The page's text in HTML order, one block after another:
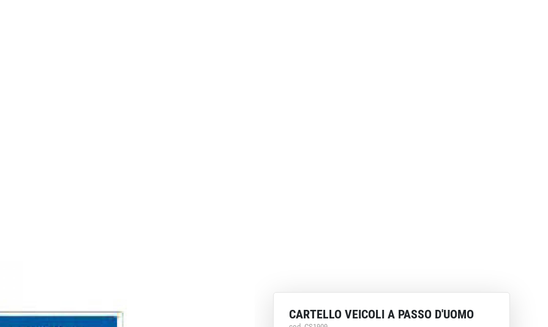
CARTELLO VEICOLI A PASSO D'UOMO